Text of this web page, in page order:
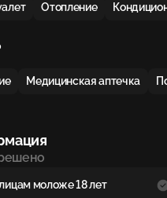
Отопление
Медицинская аптечка
моложе 18 лет